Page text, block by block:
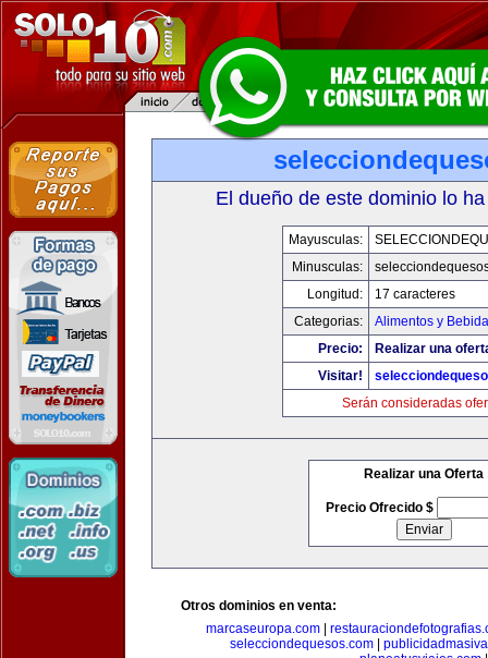
El dueño de este dominio lo
Mayusculas:
Minusculas:
Longitud:
17 caracteres
Categorias:
Alimentos y
Precio:
Realizar una
Visitar!
Serán consideradas
Realizar una Oferta
Precio Ofrecido $
Otros dominios en venta:
marcaseuropa.com|
selecciondequesos.com